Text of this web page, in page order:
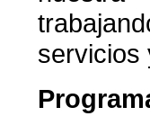
servicios